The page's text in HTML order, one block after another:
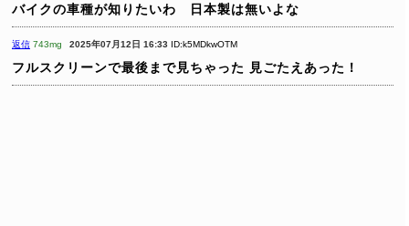
バイクの車種が知りたいわ 日本製は無いよな
返信 743mg 2025年07月12日 16:33 ID:k5MDkwOTM
フルスクリーンで最後まで見ちゃった 見ごたえあった！